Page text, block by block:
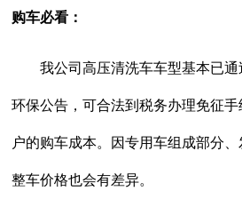
购车必看：
我公司高压清洗车车型基本已
环保公告，可合法到税务办理免征
户的购车成本。因专用车组成部分
整车价格也会有差异。